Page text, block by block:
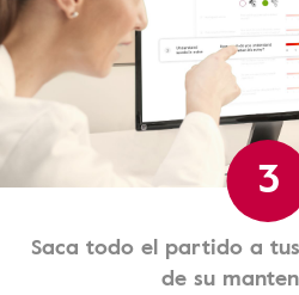
3
Saca todo el partido a
de su